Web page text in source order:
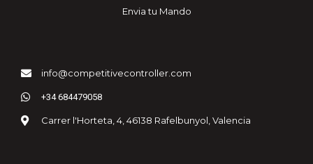
Envia tu Mando
info@competitivecontroller.com
+34 684479058
Carrer l'Horteta, 4, 46138 Rafelbunyol, Valencia